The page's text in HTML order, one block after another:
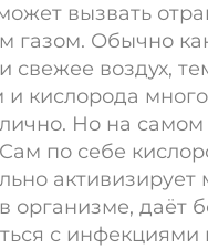
вызвать
газом. Обычно
свежее воздух,
и кислорода
Но на самом
по себе
активизирует
организме, даёт
с инфекциями